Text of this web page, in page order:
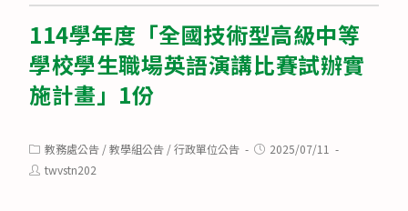
114學年度「全國技術型高級中等
學校學生職場英語演講比賽試辦實
施計畫」1份
Post
category:
教務處公告 /教學組公告 /行政單位公告
Post2025/07/11
Posttwvstn202